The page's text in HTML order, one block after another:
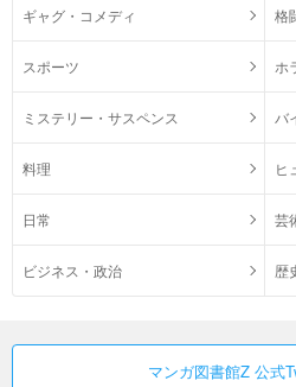
ギャグ・コメディ 格
スポーツ ホ
ミステリー・サスペンス バ
料理 ヒ
日常 芸
ビジネス・政治 歴
マンガ図書館Z 公式